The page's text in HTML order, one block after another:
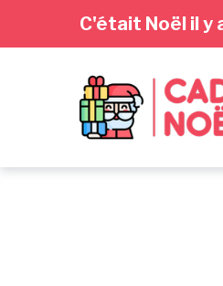
navigation
C'était Noël il y